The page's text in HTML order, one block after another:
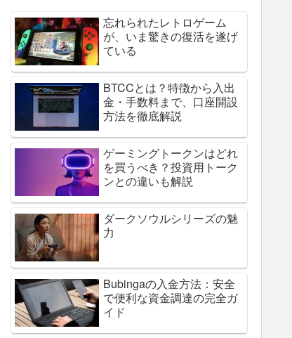
忘れられたレトロゲーム
が、いま驚きの復活を遂げ
ている
BTCCとは？特徴から入出
金・手数料まで、口座開設
方法を徹底解説
ゲーミングトークンはどれ
を買うべき？投資用トーク
ンとの違いも解説
ダークソウルシリーズの魅
力
Bubingaの入金方法：安全
で便利な資金調達の完全ガ
イド